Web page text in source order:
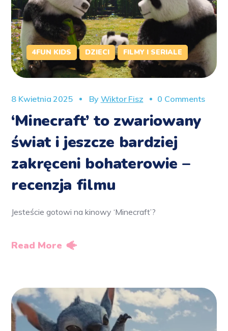
4FUN KIDS DZIECI FILMY I SERIALE
8 Kwietnia 2025 By Wiktor Fisz 0 Comments
‘Minecraft’ to zwariowany
świat i jeszcze bardziej
zakręceni bohaterowie –
recenzja filmu
Jesteście gotowi na kinowy ‘Minecraft’?
Read More